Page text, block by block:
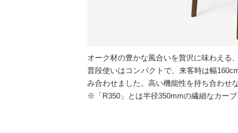
オーク材の豊かな風合いを贅沢に味わえる
普段使いはコンパクトで、来客時は幅
み合わせました。高い機能性を持ち合わせ
※「R350」とは半径350mmの繊細なカーブ